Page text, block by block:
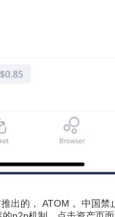
出的， ATOM， 中国禁